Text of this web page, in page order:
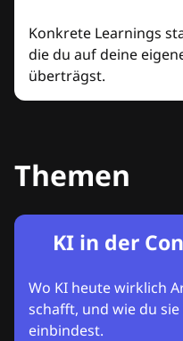
Konkrete Learnings
die du auf deine
überträgst.
Themen
KI in der
Wo KI heute wirklich
schafft, und wie du
einbindest.